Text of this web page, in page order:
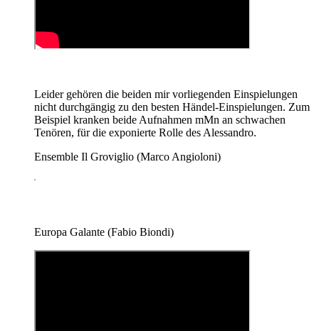
Leider gehören die beiden mir vorliegenden Einspielungen
nicht durchgängig zu den besten Händel-Einspielungen. Zum
Beispiel kranken beide Aufnahmen mMn an schwachen
Tenören, für die exponierte Rolle des Alessandro.
Ensemble Il Groviglio (Marco Angioloni)
Europa Galante (Fabio Biondi)